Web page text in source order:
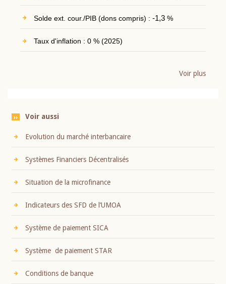
Solde ext. cour./PIB (dons compris) : -1,3%
Taux d'inflation : 0 % (2025)
Voir plus
Voir aussi
Evolution du marché interbancaire
Systèmes Financiers Décentralisés
Situation de la microfinance
Indicateurs des SFD de l’UMOA
Système de paiement SICA
Système de paiement STAR
Conditions de banque